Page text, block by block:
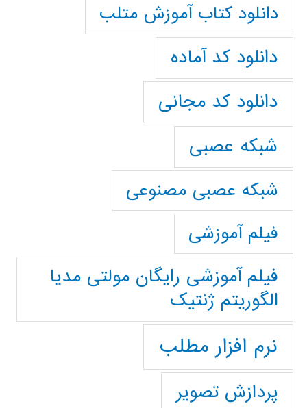
دانلود کتاب آموزش متلب
دانلود کد آماده
دانلود کد مجانی
شبکه عصبی
شبکه عصبی مصنوعی
فیلم آموزشی
فیلم آموزشی رایگان مولتی مدیا
الگوریتم ژنتیک
نرم افزار مطلب
پردازش تصویر